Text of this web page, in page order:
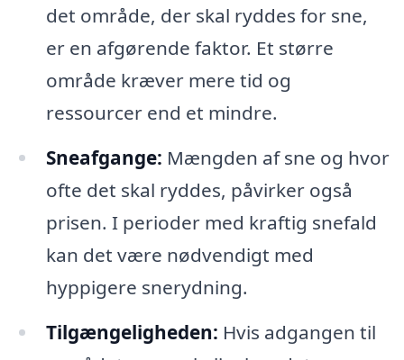
det område, der skal ryddes for sne,
er en afgørende faktor. Et større
område kræver mere tid og
ressourcer end et mindre.
Sneafgange: Mængden af sne og hvor
ofte det skal ryddes, påvirker også
prisen. I perioder med kraftig snefald
kan det være nødvendigt med
hyppigere snerydning.
Tilgængeligheden: Hvis adgangen til